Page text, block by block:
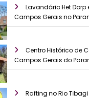
Lavandário Het
Campos Gerais no
Centro Histórico de
Campos Gerais do
Rafting no Rio